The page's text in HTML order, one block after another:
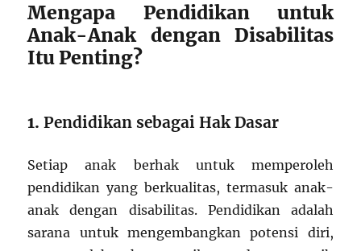
Mengapa Pendidikan untuk
Anak-Anak dengan Disabilitas
Itu Penting?
1.Pendidikan sebagai Hak Dasar
Setiap anak berhak untuk memperoleh
pendidikan yang berkualitas, termasuk anak-
anak dengan disabilitas. Pendidikan adalah
sarana untuk mengembangkan potensi diri,